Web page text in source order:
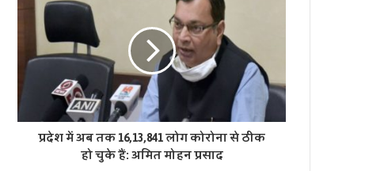
प्रदेश में अब तक 16,13,841 लोग कोरोना से ठीक
हो चुके हैं: अमित मोहन प्रसाद